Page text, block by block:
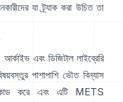
যা ট্র্যাক করা উচিত তা
এবং ডিজিটাল লাইব্রেরি
পাশাপাশি ভৌত বিন্যাস
করে এবং এটি METS